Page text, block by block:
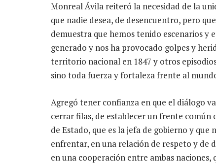
Monreal Ávila reiteró la necesidad de la
que nadie desea, de desencuentro, pero
demuestra que hemos tenido escenarios y
generado y nos ha provocado golpes y
territorio nacional en 1847 y otros
sino toda fuerza y fortaleza frente al
Agregó tener confianza en que el diálogo
cerrar filas, de establecer un frente común
de Estado, que es la jefa de gobierno y
enfrentar, en una relación de respeto y de
en una cooperación entre ambas naciones,